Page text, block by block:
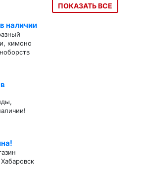
наличии
кимоно
ПОКАЗАТЬ ВСЕ